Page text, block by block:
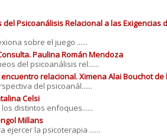
Psicoanálisis Relacional a las Exigencias
sobre el juego ......
Paulina Román Mendoza
del psicoanálisis rel......
relacional. Ximena Alai Bouchot de
del psicoanál......
Celsi
distintos enfoques......
Millans
ejercer la psicoterapia ......